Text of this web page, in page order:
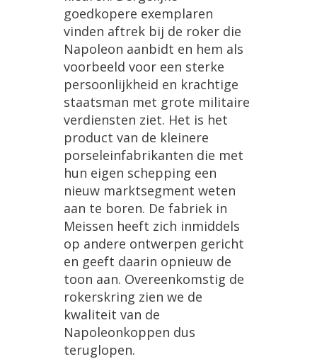
goedkopere exemplaren
vinden aftrek bij de roker die
Napoleon aanbidt en hem als
voorbeeld voor een sterke
persoonlijkheid en krachtige
staatsman met grote militaire
verdiensten ziet. Het is het
product van de kleinere
porseleinfabrikanten die met
hun eigen schepping een
nieuw marktsegment weten
aan te boren. De fabriek in
Meissen heeft zich inmiddels
op andere ontwerpen gericht
en geeft daarin opnieuw de
toon aan. Overeenkomstig de
rokerskring zien we de
kwaliteit van de
Napoleonkoppen dus
teruglopen.